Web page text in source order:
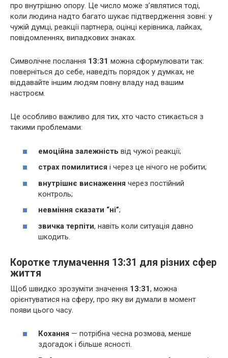
про внутрішню опору. Це число може з’являтися тоді,
коли людина надто багато шукає підтвердження зовні: у
чужій думці, реакції партнера, оцінці керівника, лайках,
повідомленнях, випадкових знаках.
Символічне послання 13:31 можна сформулювати так:
поверніться до себе, наведіть порядок у думках, не
віддавайте іншим людям повну владу над вашим
настроєм.
Це особливо важливо для тих, хто часто стикається з
такими проблемами:
емоційна залежність від чужої реакції;
страх помилитися і через це нічого не робити;
внутрішнє виснаження через постійний
контроль;
невміння сказати “ні”;
звичка терпіти, навіть коли ситуація давно
шкодить.
Коротке тлумачення 13:31 для різних сфер
життя
Щоб швидко зрозуміти значення 13:31, можна
орієнтуватися на сферу, про яку ви думали в момент
появи цього часу.
Кохання — потрібна чесна розмова, менше
здогадок і більше ясності.